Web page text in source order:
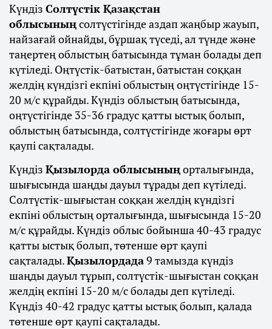
Күндіз Солтүстік Қазақстан
облысыныңсолтүстігінде аздап жаңбыр жауып,
найзағай ойнайды, бұршақ түседі, ал түнде және
таңертең облыстың батысында тұман болады деп
күтіледі. Оңтүстік-батыстан, батыстан соққан
желдің күндізгі екпіні облыстың оңтүстігінде 15-
20 м/с құрайды. Күндіз облыстың батысында,
оңтүстігінде 35-36 градус қатты ыстық болып,
облыстың батысында, солтүстігінде жоғары өрт
қаупі сақталады.
Күндіз Қызылорда облысыныңорталығында,
шығысында шаңды дауыл тұрады деп күтіледі.
Солтүстік-шығыстан соққан желдің күндізгі
екпіні облыстың орталығында, шығысында 15-20
м/с құрайды. Күндіз облыс бойынша 40-43 градус
қатты ыстық болып, төтенше өрт қаупі
сақталады.Қызылордада9 тамызда күндіз
шаңды дауыл тұрып, солтүстік-шығыстан соққан
желдің екпіні 15-20 м/с болады деп күтіледі.
Күндіз 40-42 градус қатты ыстық болып, қалада
төтенше өрт қаупі сақталады.